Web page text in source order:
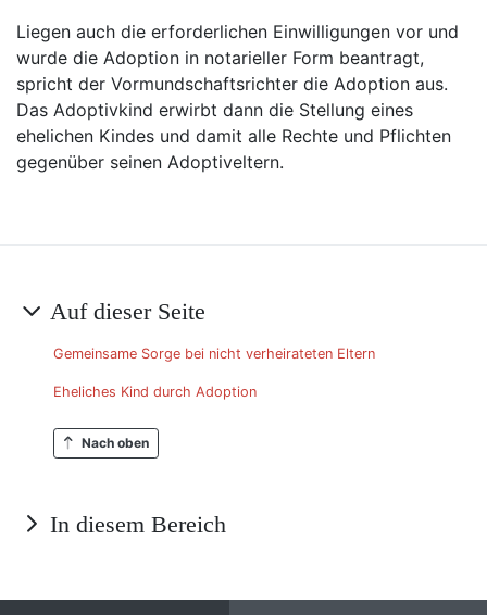
Liegen auch die erforderlichen Einwilligungen vor und
wurde die Adoption in notarieller Form beantragt,
spricht der Vormundschaftsrichter die Adoption aus.
Das Adoptivkind erwirbt dann die Stellung eines
ehelichen Kindes und damit alle Rechte und Pflichten
gegenüber seinen Adoptiveltern.
Auf dieser Seite
Gemeinsame Sorge bei nicht verheirateten Eltern
Eheliches Kind durch Adoption
Nach oben
In diesem Bereich